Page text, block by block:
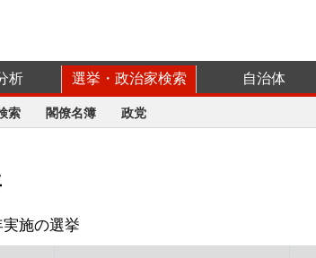
析 選挙・政治家検索 自治体
索 閣僚名簿 政党
実施の選挙